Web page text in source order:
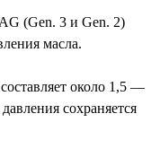
(Gen. 3 и Gen. 2)
масла.
около 1,5 —
сохраняется